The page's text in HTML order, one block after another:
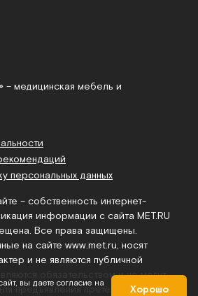
медицинская мебель и
персональных данных
– собственность интернет-
информации с сайта MET.RU
Все права защищены.
на сайте www.met.ru , носят
и не являются публичной
обязательством и не могут
предъявления претензий.
вы даете согласие на
Хорошо